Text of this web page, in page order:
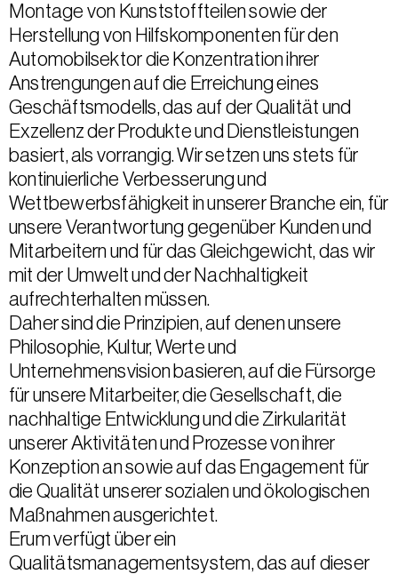
Montage von Kunststoffteilen sowie der
Herstellung von Hilfskomponenten für den
Automobilsektor die Konzentration ihrer
Anstrengungen auf die Erreichung eines
Geschäftsmodells, das auf der Qualität und
Exzellenz der Produkte und Dienstleistungen
basiert, als vorrangig. Wir setzen uns stets für
kontinuierliche Verbesserung und
Wettbewerbsfähigkeit in unserer Branche ein, für
unsere Verantwortung gegenüber Kunden und
Mitarbeitern und für das Gleichgewicht, das wir
mit der Umwelt und der Nachhaltigkeit
aufrechterhalten müssen.
Daher sind die Prinzipien, auf denen unsere
Philosophie, Kultur, Werte und
Unternehmensvision basieren, auf die Fürsorge
für unsere Mitarbeiter, die Gesellschaft, die
nachhaltige Entwicklung und die Zirkularität
unserer Aktivitäten und Prozesse von ihrer
Konzeption an sowie auf das Engagement für
die Qualität unserer sozialen und ökologischen
Maßnahmen ausgerichtet.
Erum verfügt über ein
Qualitätsmanagementsystem, das auf dieser